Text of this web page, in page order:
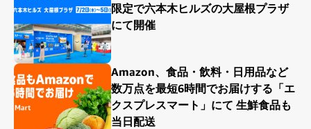
限定で六本木ヒルズの大屋根プラザ
にて開催
Amazon、食品・飲料・日用品など
数万点を最短6時間でお届けする「エ
クスプレスマート」にて 生鮮食品も
当日配送